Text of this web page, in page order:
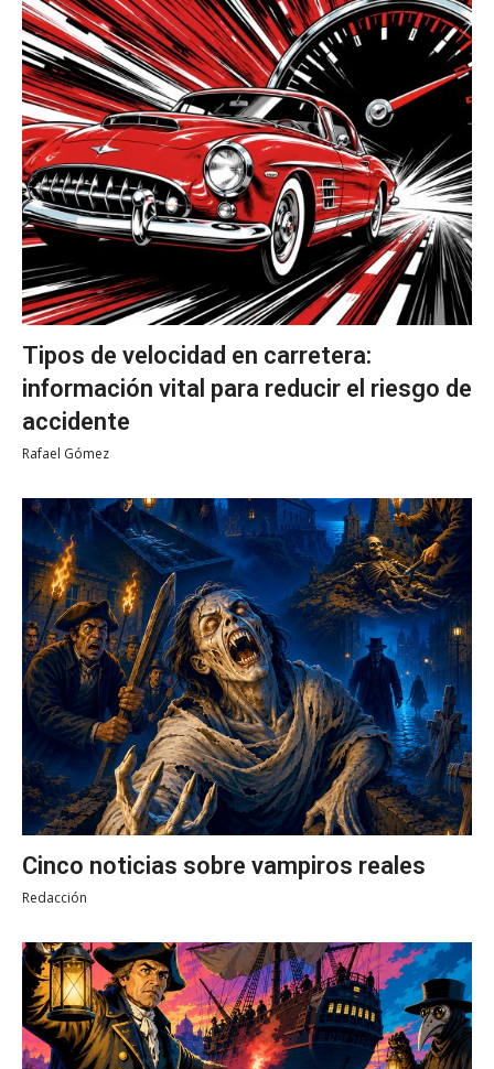
Tipos de velocidad en carretera:
información vital para reducir el riesgo de
accidente
Rafael Gómez
Cinco noticias sobre vampiros reales
Redacción